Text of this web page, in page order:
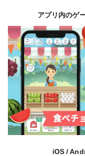
アプリ内のゲ
iOS /